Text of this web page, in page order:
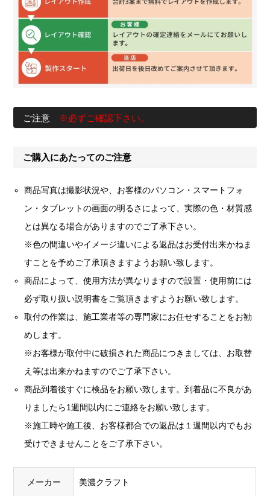
ご注意 ※必ずご確認下さい。
ご購入にあたってのご注意
商品写真は撮影状況や、お客様のパソコン・スマートフォ
ン・タブレットの画面の明るさによって、実際の色・材質感
とは異なる場合がありますのでご了承下さい。
※色の間違いやイメージ違いによる返品はお受付出来かねま
すことを予めご了承頂きますようお願い致します。
商品によって、使用方法が異なりますので設置・使用前には
必ず取り扱い説明書をご覧頂きますようお願い致します。
取付の作業は、施工業者等の専門家にお任せすることをお勧
めします。
※お客様が取付中に破損された商品につきましては、お取替
え等は出来かねますのでご了承下さい。
商品到着後すぐに検品をお願い致します。到着品に不良があ
りましたら1週間以内にご連絡をお願い致します。
※施工時や施工後、お客様都合での返品は１週間以内でもお
受けできませんことをご了承下さい。
メーカー 美濃クラフト